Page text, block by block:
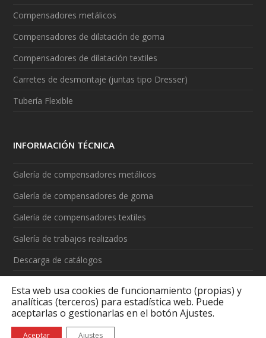
Compensadores metálicos
Compensadores de dilatación de goma
Compensadores de dilatación textiles
Carretes de desmontaje (juntas tipo Dresser)
Tubería Flexible
INFORMACIÓN TÉCNICA
Galería de compensadores metálicos
Galería de compensadores de goma
Galería de compensadores textiles
Galería de trabajos realizados
Descarga de catálogos
Esta web usa cookies de funcionamiento (propias) y
analíticas (terceros) para estadística web. Puede
aceptarlas o gestionarlas en el botón Ajustes.
Aceptar Ajustes